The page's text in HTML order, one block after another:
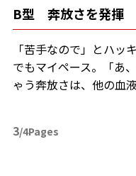
B型 奔放さを発揮
「苦手なので」とハッ
でもマイペース。「あ
ゃう奔放さは、他の血
3/4Pages